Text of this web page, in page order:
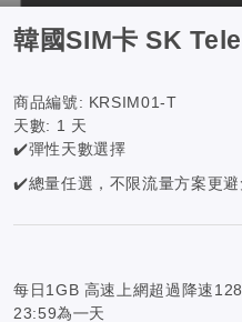
韓國SIM卡 SK
商品編號: KRSIM01-T
天數: 1 天
✔️彈性天數選擇
✔️總量任選，不限流量方案更避
每日1GB 高速上網超過降速
23:59為㇐天